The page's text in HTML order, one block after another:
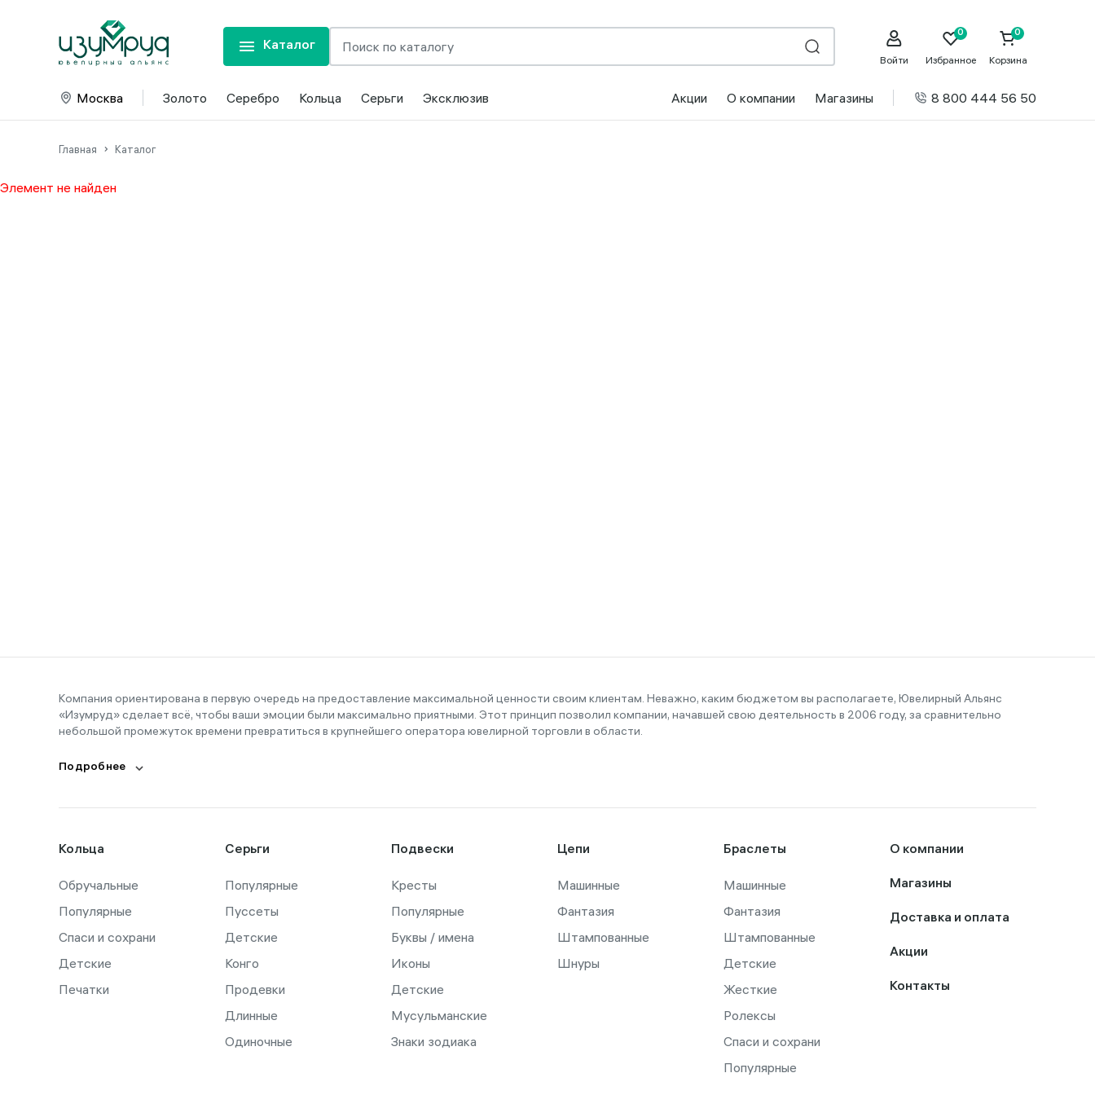
Каталог
Войти Избранное Корзина
Москва Золото Серебро Кольца Серьги Эксклюзив Акции О компании Магазины 8 800 444 56 50
Главная Каталог
Элемент не найден
Компания ориентирована в первую очередь на предоставление максимальной ценности своим клиентам. Неважно, каким бюджетом вы располагаете, Ювелирный Альянс
«Изумруд» сделает всё, чтобы ваши эмоции были максимально приятными. Этот принцип позволил компании, начавшей свою деятельность в 2006 году, за сравнительно
небольшой промежуток времени превратиться в крупнейшего оператора ювелирной торговли в области.
Подробнее
Кольца
Обручальные
Популярные
Спаси и сохрани
Детские
Печатки
Серьги
Популярные
Пуссеты
Детские
Конго
Продевки
Длинные
Одиночные
Подвески
Кресты
Популярные
Буквы / имена
Иконы
Детские
Мусульманские
Знаки зодиака
Цепи
Машинные
Фантазия
Штампованные
Шнуры
Браслеты
Машинные
Фантазия
Штампованные
Детские
Жесткие
Ролексы
Спаси и сохрани
Популярные
О компании
Магазины
Доставка и оплата
Акции
Контакты